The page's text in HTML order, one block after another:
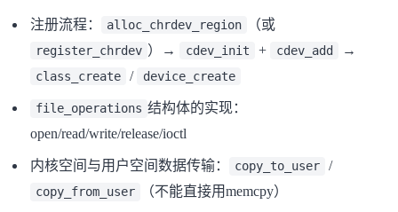
注册流程： alloc_chrdev_region （或
register_chrdev ）→ cdev_init + cdev_add →
class_create / device_create
file_operations 结构体的实现：
open/read/write/release/ioctl
内核空间与用户空间数据传输： copy_to_user /
copy_from_user （不能直接用memcpy）